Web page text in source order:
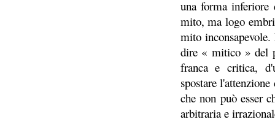
una forma
mito, ma logo
mito inconsapevole.
dire « mitico » del
franca e critica,
spostare
che non può esser
arbitraria e